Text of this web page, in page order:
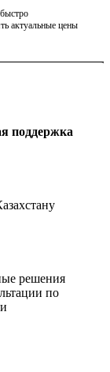
актуальные цены
поддержка
решения
по